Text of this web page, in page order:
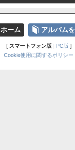
ホーム 📕 アルバム
[ スマートフォン版| PC版 ]
Cookie使用に関するポリシー